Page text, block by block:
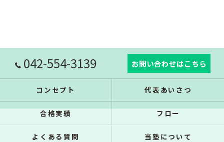
042-554-3139 お問い合わせはこちら
コンセプト 代表あいさつ
合格実績 フロー
よくある質問 当塾について